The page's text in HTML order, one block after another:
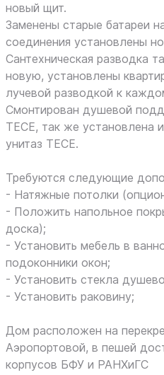
новый щит.
Заменены старые батареи
соединения установлены
Сантехническая разводка
новую, установлены
лучевой разводкой к
Смонтирован душевой
TECE, так же установлена
унитаз TECE.
Требуются следующие
- Натяжные потолки
- Положить напольное
доска);
- Установить мебель в
подоконники окон;
- Установить стекла
- Установить раковину;
Дом расположен на
Аэропортовой, в пешей
корпусов БФУ и РАНХиГС